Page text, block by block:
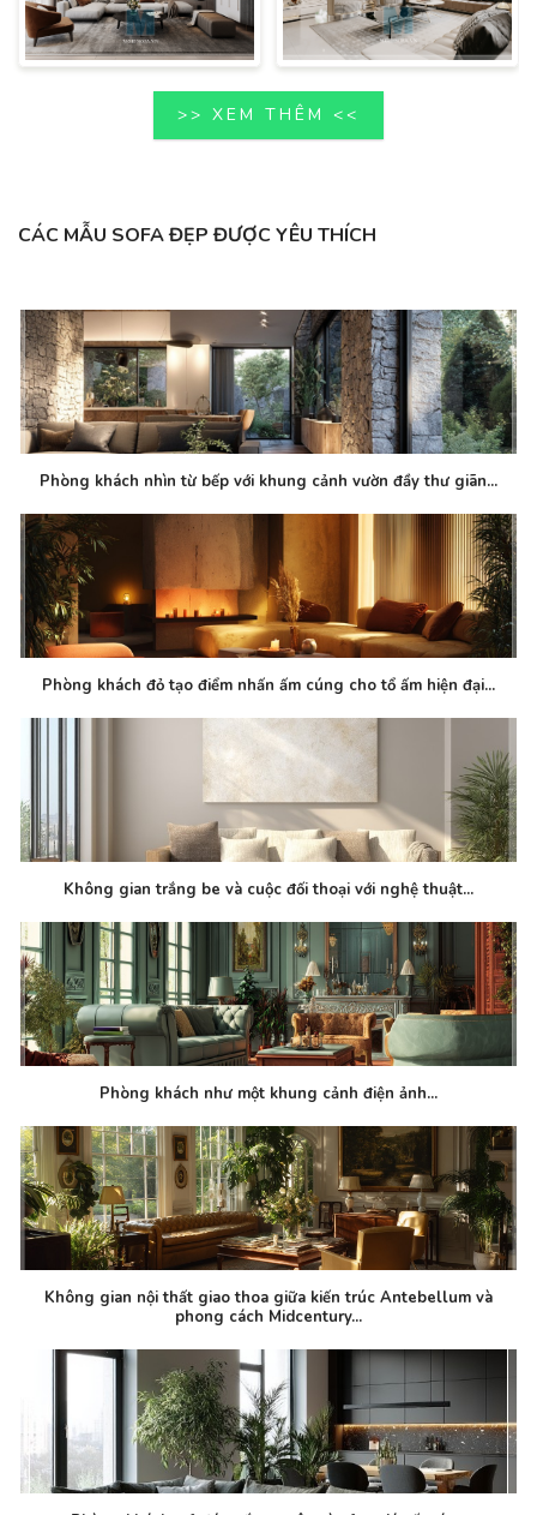
>> XEM THÊM <<
CÁC MẪU SOFA ĐẸP ĐƯỢC YÊU THÍCH
Phòng khách nhìn từ bếp với khung cảnh vườn đầy thư giãn...
Phòng khách đỏ tạo điểm nhấn ấm cúng cho tổ ấm hiện đại...
Không gian trắng be và cuộc đối thoại với nghệ thuật...
Phòng khách như một khung cảnh điện ảnh...
Không gian nội thất giao thoa giữa kiến trúc Antebellum và
phong cách Midcentury...